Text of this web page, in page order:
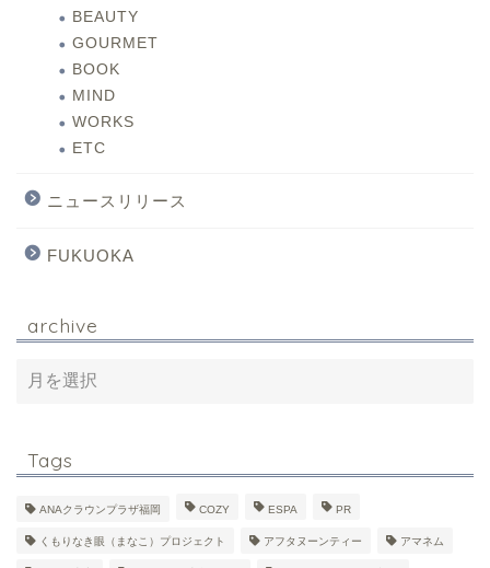
BEAUTY
GOURMET
BOOK
MIND
WORKS
ETC
ニュースリリース
FUKUOKA
archive
Tags
ANAクラウンプラザ福岡 COZY ESPA PR
くもりなき眼（まなこ）プロジェクト アフタヌーンティー アマネム